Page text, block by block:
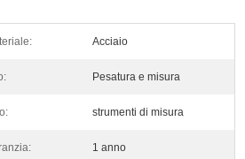
Acciaio
Pesatura e misura
strumenti di misura
1 anno